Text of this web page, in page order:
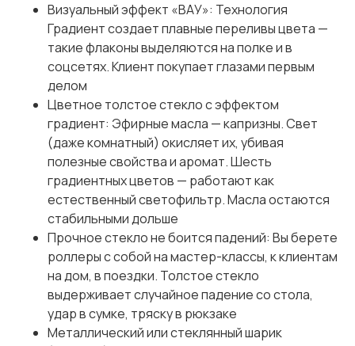
Визуальный эффект «ВАУ»: Технология
Градиент создает плавные переливы цвета —
такие флаконы выделяются на полке и в
соцсетях. Клиент покупает глазами первым
делом
Цветное толстое стекло с эффектом
градиент: Эфирные масла — капризны. Свет
(даже комнатный) окисляет их, убивая
полезные свойства и аромат. Шесть
градиентных цветов — работают как
естественный светофильтр. Масла остаются
стабильными дольше
Прочное стекло не боится падений: Вы берете
роллеры с собой на мастер-классы, к клиентам
на дом, в поездки. Толстое стекло
выдерживает случайное падение со стола,
удар в сумке, тряску в рюкзаке
Металлический или стеклянный шарик